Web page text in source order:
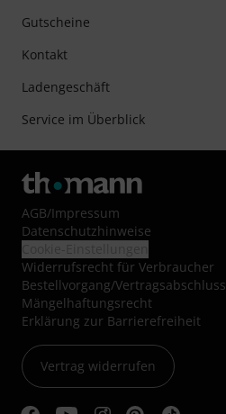
Gutscheine
Kontakt
Ladengeschäft
Service im Überblick
AGB/Impressum
Datenschutzhinweise
Widerrufsrecht für Verbraucher
Bestellvorgang/Vertragsabschluss
Mängelhaftungsrecht
Erklärung zur Barrierefreiheit
Vertrag widerrufen